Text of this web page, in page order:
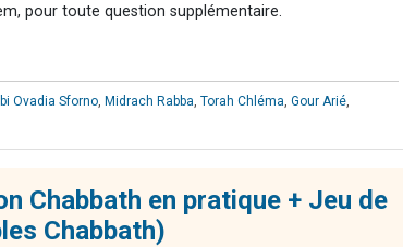
pour toute question supplémentaire.
Ovadia Sforno Midrach Rabba Torah Chléma Gour Arié
Chabbath en pratique + Jeu de
Chabbath)